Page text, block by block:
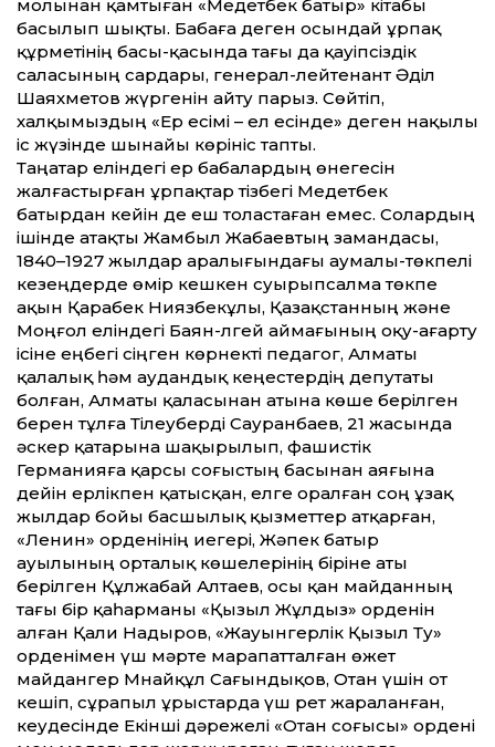
молынан қамтыған «Медетбек батыр» кітабы
басылып шықты. Бабаға деген осындай ұрпақ
құрметінің басы-қасында тағы да қауіпсіздік
саласының сардары, генерал-лейтенант Әділ
Шаяхметов жүргенін айту парыз. Сөйтіп,
халқымыздың «Ер есімі – ел есінде» деген нақылы
іс жүзінде шынайы көрініс тапты.
Таңатар еліндегі ер бабалардың өнегесін
жалғастырған ұрпақтар тізбегі Медетбек
батырдан кейін де еш толастаған емес. Солардың
ішінде атақты Жамбыл Жабаевтың замандасы,
1840–1927 жылдар аралығындағы аумалы-төкпелі
кезеңдерде өмір кешкен суырыпсалма төкпе
ақын Қарабек Ниязбекұлы, Қазақстанның және
Моңғол еліндегі Баян-Өлгей аймағының оқу-ағарту
ісіне еңбегі сіңген көрнекті педагог, Алматы
қалалық һәм аудандық кеңестердің депутаты
болған, Алматы қаласынан атына көше берілген
берен тұлға Тілеуберді Сауранбаев, 21 жасында
әскер қатарына шақырылып, фашистік
Германияға қарсы соғыстың басынан аяғына
дейін ерлікпен қатысқан, елге оралған соң ұзақ
жылдар бойы басшылық қызметтер атқарған,
«Ленин» орденінің иегері, Жәпек батыр
ауылының орталық көшелерінің біріне аты
берілген Құлжабай Алтаев, осы қан майданның
тағы бір қаһарманы «Қызыл Жұлдыз» орденін
алған Қали Надыров, «Жауынгерлік Қызыл Ту»
орденімен үш мәрте марапатталған өжет
майдангер Мнайқұл Сағындықов, Отан үшін от
кешіп, сұрапыл ұрыстарда үш рет жараланған,
кеудесінде Екінші дәрежелі «Отан соғысы» ордені